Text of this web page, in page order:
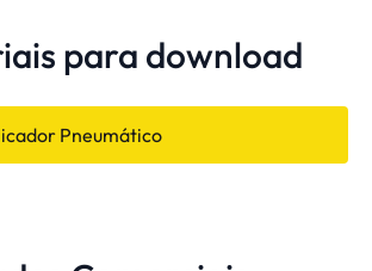
para download
Pneumático